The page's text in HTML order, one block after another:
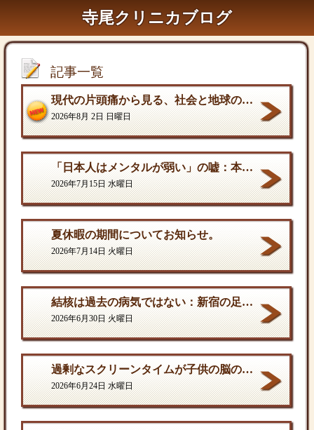
寺尾クリニカブログ
記事一覧
現代の片頭痛から見る、社会と地球の構造的課題
2026年8月 2日 日曜日
「日本人はメンタルが弱い」の嘘：本当の弱さと、自分を守る「成熟した強さ
2026年7月15日 水曜日
夏休暇の期間についてお知らせ。
2026年7月14日 火曜日
結核は過去の病気ではない：新宿の足元に潜む歪んだ現実
2026年6月30日 火曜日
過剰なスクリーンタイムが子供の脳の発達を停滞させる。
2026年6月24日 水曜日